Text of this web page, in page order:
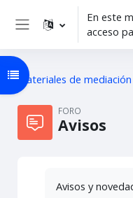
Salta al contenido principal
Panel lateral
En este
acceso
Materiales de
FORO
Avisos
Abrir índice del curso
Avisos y